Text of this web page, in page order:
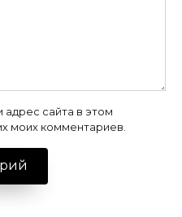
адрес сайта в этом
моих комментариев.